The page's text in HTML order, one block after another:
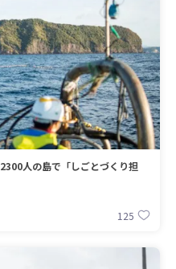
人の島で「しごとづくり担
125